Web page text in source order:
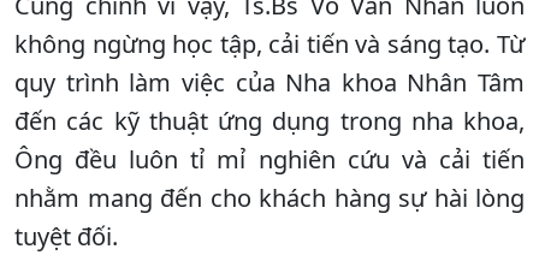
không ngừng học tập, cải tiến và sáng tạo. Từ
quy trình làm việc của Nha khoa Nhân Tâm
đến các kỹ thuật ứng dụng trong nha khoa,
Ông đều luôn tỉ mỉ nghiên cứu và cải tiến
nhằm mang đến cho khách hàng sự hài lòng
tuyệt đối.